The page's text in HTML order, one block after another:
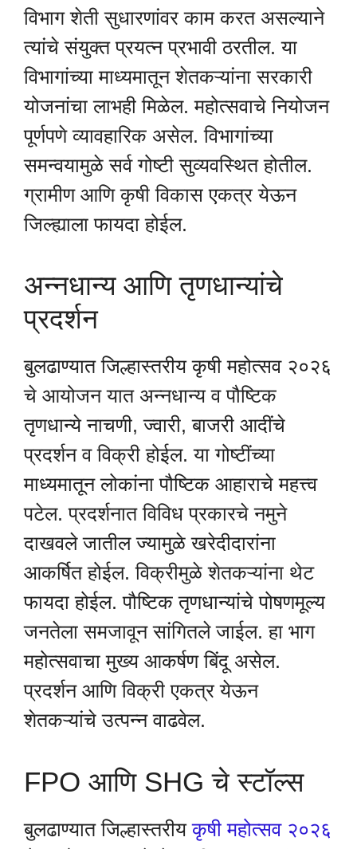
विभाग शेती सुधारणांवर काम करत असल्याने
त्यांचे संयुक्त प्रयत्न प्रभावी ठरतील. या
विभागांच्या माध्यमातून शेतकऱ्यांना सरकारी
योजनांचा लाभही मिळेल. महोत्सवाचे नियोजन
पूर्णपणे व्यावहारिक असेल. विभागांच्या
समन्वयामुळे सर्व गोष्टी सुव्यवस्थित होतील.
ग्रामीण आणि कृषी विकास एकत्र येऊन
जिल्ह्याला फायदा होईल.
अन्नधान्य आणि तृणधान्यांचे
प्रदर्शन
बुलढाण्यात जिल्हास्तरीय कृषी महोत्सव २०२६
चे आयोजन यात अन्नधान्य व पौष्टिक
तृणधान्ये नाचणी, ज्वारी, बाजरी आदींचे
प्रदर्शन व विक्री होईल. या गोष्टींच्या
माध्यमातून लोकांना पौष्टिक आहाराचे महत्त्व
पटेल. प्रदर्शनात विविध प्रकारचे नमुने
दाखवले जातील ज्यामुळे खरेदीदारांना
आकर्षित होईल. विक्रीमुळे शेतकऱ्यांना थेट
फायदा होईल. पौष्टिक तृणधान्यांचे पोषणमूल्य
जनतेला समजावून सांगितले जाईल. हा भाग
महोत्सवाचा मुख्य आकर्षण बिंदू असेल.
प्रदर्शन आणि विक्री एकत्र येऊन
शेतकऱ्यांचे उत्पन्न वाढवेल.
FPO आणि SHG चे स्टॉल्स
बुलढाण्यात जिल्हास्तरीयकृषी महोत्सव २०२६